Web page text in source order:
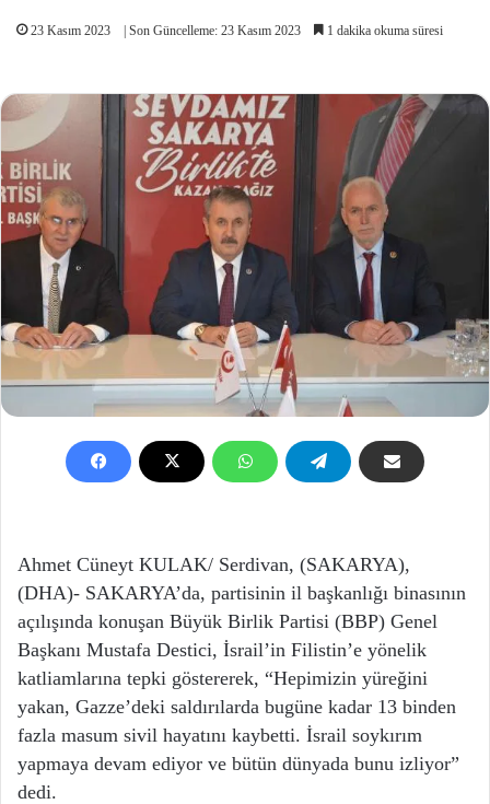
23 Kasım 2023 | Son Güncelleme: 23 Kasım 2023 1 dakika okuma süresi
Ahmet Cüneyt KULAK/ Serdivan, (SAKARYA),
(DHA)- SAKARYA’da, partisinin il başkanlığı binasının
açılışında konuşan Büyük Birlik Partisi (BBP) Genel
Başkanı Mustafa Destici, İsrail’in Filistin’e yönelik
katliamlarına tepki göstererek, “Hepimizin yüreğini
yakan, Gazze’deki saldırılarda bugüne kadar 13 binden
fazla masum sivil hayatını kaybetti. İsrail soykırım
yapmaya devam ediyor ve bütün dünyada bunu izliyor”
dedi.